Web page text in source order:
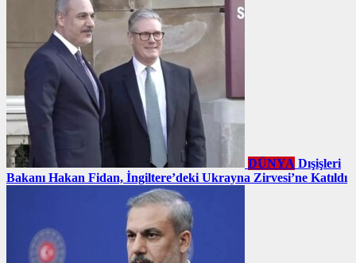
DÜNYA Dışişleri
Bakanı Hakan Fidan, İngiltere’deki Ukrayna Zirvesi’ne Katıldı